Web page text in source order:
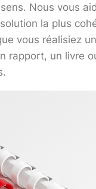
Nous vous
la plus
vous réalisiez
rapport, un livre